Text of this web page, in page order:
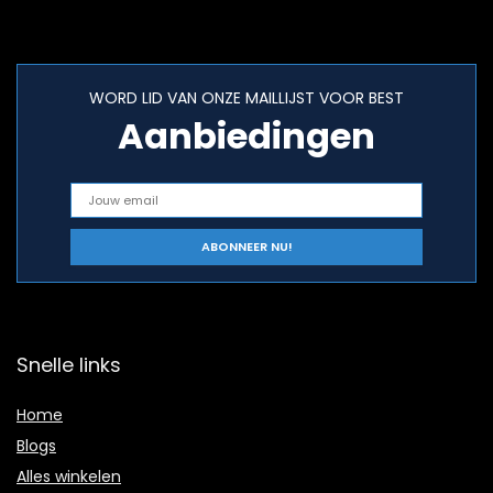
WORD LID VAN ONZE MAILLIJST VOOR BEST
Aanbiedingen
Snelle links
Home
Blogs
Alles winkelen